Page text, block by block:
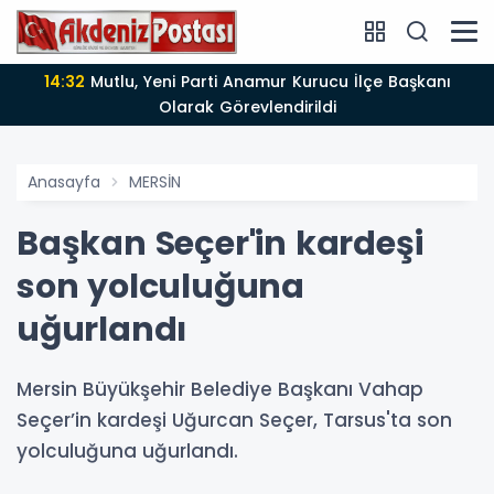
14:12 Anamur'da Kasten öldürmeye teşebbüs şüphelisi
tutuklandı
Anasayfa MERSİN
Başkan Seçer'in kardeşi
son yolculuğuna
uğurlandı
Mersin Büyükşehir Belediye Başkanı Vahap
Seçer’in kardeşi Uğurcan Seçer, Tarsus'ta son
yolculuğuna uğurlandı.